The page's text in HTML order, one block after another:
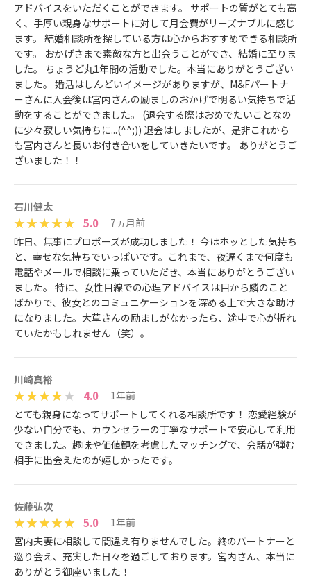
アドバイスをいただくことができます。 サポートの質がとても高
く、手厚い親身なサポートに対して月会費がリーズナブルに感じ
ます。 結婚相談所を探している方は心からおすすめできる相談所
です。 おかげさまで素敵な方と出会うことができ、結婚に至りま
した。 ちょうど丸1年間の活動でした。本当にありがとうござい
ました。 婚活はしんどいイメージがありますが、M&Fパートナ
ーさんに入会後は宮内さんの励ましのおかげで明るい気持ちで活
動をすることができました。 (退会する際はおめでたいことなの
に少々寂しい気持ちに...(^^;)) 退会はしましたが、是非これから
も宮内さんと長いお付き合いをしていきたいです。 ありがとうご
ざいました！！
石川健太
5.0
7ヵ月前
昨日、無事にプロポーズが成功しました！ 今はホッとした気持ち
と、幸せな気持ちでいっぱいです。 ​これまで、夜遅くまで何度も
電話やメールで相談に乗っていただき、本当にありがとうござい
ました。 特に、女性目線での心理アドバイスは目から鱗のこと
ばかりで、彼女とのコミュニケーションを深める上で大きな助け
になりました。大草さんの励ましがなかったら、途中で心が折れ
ていたかもしれません（笑）。
川崎真裕
4.0
1年前
とても親身になってサポートしてくれる相談所です！ 恋愛経験が
少ない自分でも、カウンセラーの丁寧なサポートで安心して利用
できました。趣味や価値観を考慮したマッチングで、会話が弾む
相手に出会えたのが嬉しかったです。
佐藤弘次
5.0
1年前
宮内夫妻に相談して間違え有りませんでした。終のパートナーと
巡り会え、充実した日々を過ごしております。宮内さん、本当に
ありがとう御座いました！